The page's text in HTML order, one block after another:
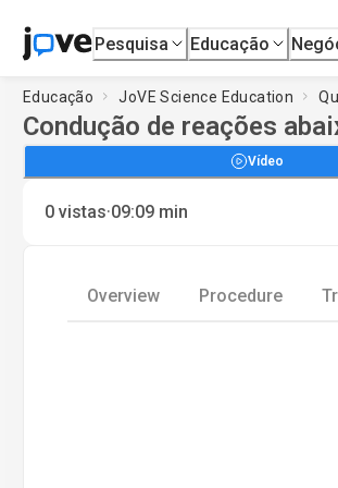
Pesquisa Educação
Educação JoVE Science Education
Condução de reações
Vídeo
0 vistas·09:09 min
Overview Procedure